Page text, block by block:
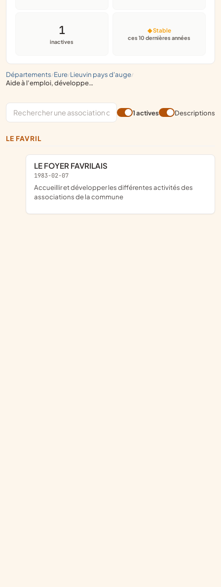
départements/ eure/ lieuvin pays d'auge/
aide à l'emploi, développement local, promotion de solidarités économiques, vie locale
1
inactives
◆ Stable
ces 10 dernières années
1 actives Descriptions
LE FAVRIL
LE FOYER FAVRILAIS
1983-02-07
accueillir et développer les différentes activités des
associations de la commune